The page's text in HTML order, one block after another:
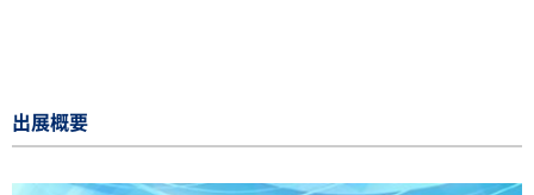
出展概要